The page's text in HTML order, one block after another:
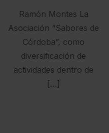
Ramón Montes La
Asociación “Sabores de
Córdoba”, como
diversificación de
actividades dentro de
[…]